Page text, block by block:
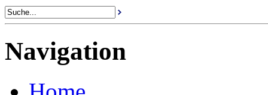
Navigation